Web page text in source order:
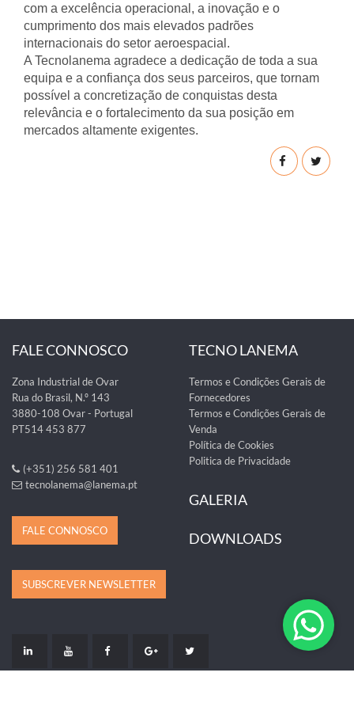
com a excelência operacional, a inovação e o
cumprimento dos mais elevados padrões
internacionais do setor aeroespacial.
A Tecnolanema agradece a dedicação de toda a sua
equipa e a confiança dos seus parceiros, que tornam
possível a concretização de conquistas desta
relevância e o fortalecimento da sua posição em
mercados altamente exigentes.
FALE CONNOSCO
Zona Industrial de Ovar
Rua do Brasil, N.º 143
3880-108 Ovar - Portugal
PT514 453 877
(+351) 256 581 401
tecnolanema@lanema.pt
FALE CONNOSCO
TECNO LANEMA
Termos e Condições Gerais de
Fornecedores
Termos e Condições Gerais de
Venda
Política de Cookies
Politica de Privacidade
GALERIA
DOWNLOADS
SUBSCREVER NEWSLETTER